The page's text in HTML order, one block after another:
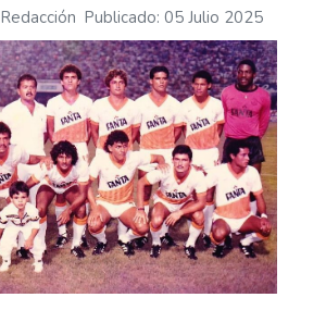
Redacción Publicado: 05 Julio 2025